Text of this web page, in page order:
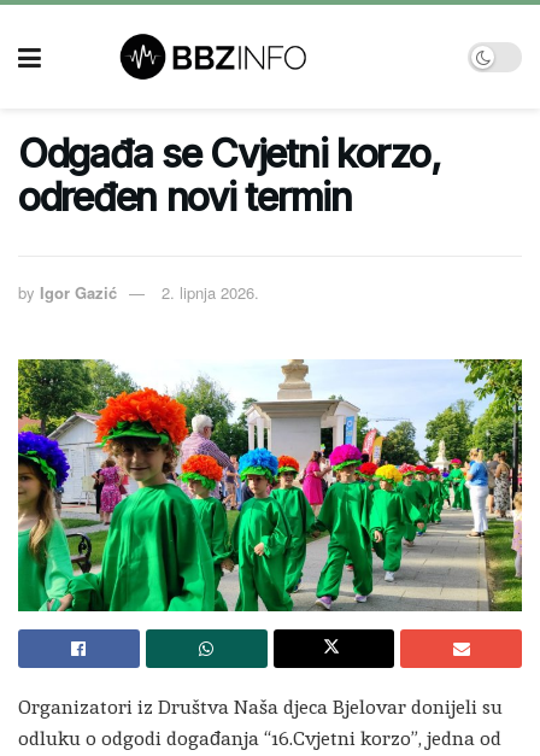
Odgađa se Cvjetni korzo,
određen novi termin
by Igor Gazić 2. lipnja 2026.
Organizatori iz Društva Naša djeca Bjelovar donijeli su
odluku o odgodi događanja “16.Cvjetni korzo”, jedna od